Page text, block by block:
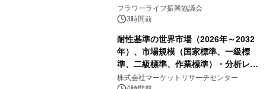
山・射水で開催
フラワーライフ振興協議会
3時間前
耐性基準の世界市場（2026年～2032
年）、市場規模（国家標準、一級標
準、二級標準、作業標準）・分析レポ
ートを発表
株式会社マーケットリサーチセンター